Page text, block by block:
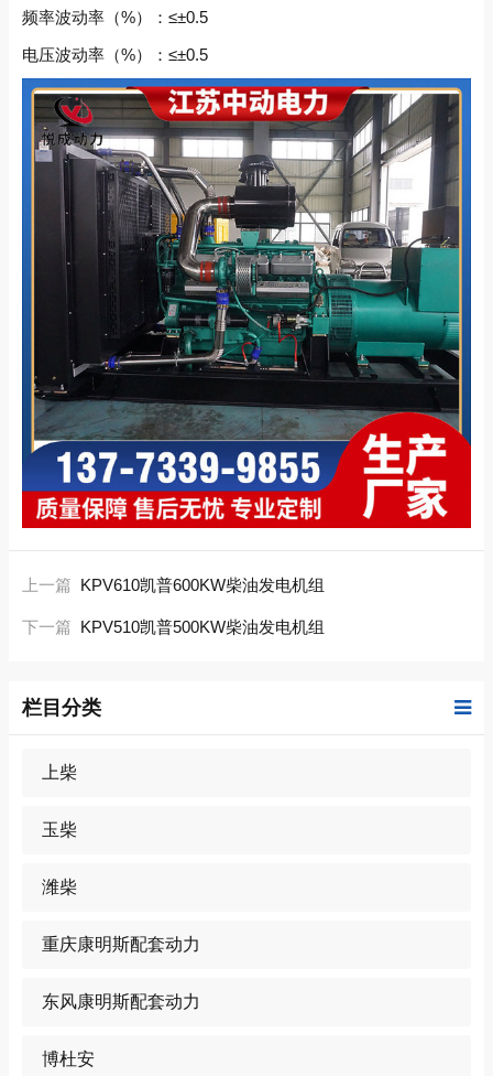
频率波动率（%）：≤±0.5
电压波动率（%）：≤±0.5
上一篇 KPV610凯普600KW柴油发电机组
下一篇 KPV510凯普500KW柴油发电机组
栏目分类
上柴
玉柴
潍柴
重庆康明斯配套动力
东风康明斯配套动力
博杜安